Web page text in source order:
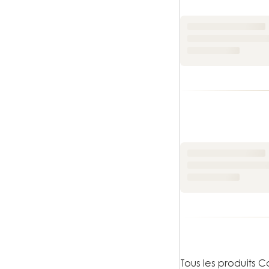
Tous les produits